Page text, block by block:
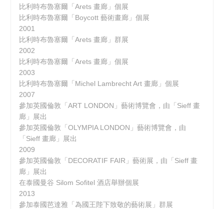
比利時布魯塞爾「Arets 畫廊」個展
比利時布魯塞爾「Boycott 藝術畫廊」個展
2001
比利時布魯塞爾「Arets 畫廊」群展
2002
比利時布魯塞爾「Arets 畫廊」個展
2003
比利時布魯塞爾「Michel Lambrecht Art 畫廊」個展
2007
參加英國倫敦「ART LONDON」藝術博覽會，由「Sieff 畫
廊」展出
參加英國倫敦「OLYMPIA LONDON」藝術博覽會，由
「Sieff 畫廊」展出
2009
參加英國倫敦「DECORATIF FAIR」藝術展，由「Sieff 畫
廊」展出
在泰國曼谷 Silom Sofitel 酒店舉辦個展
2013
參加泰國芭達雅「為國王陛下致敬的藝術展」群展